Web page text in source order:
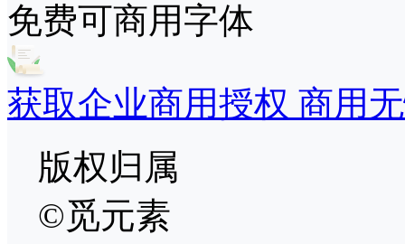
免费可商用字体
获取企业商用授权 商用
版权归属
©觅元素